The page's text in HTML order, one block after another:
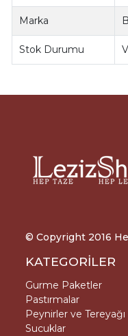
Marka
Stok Durumu
© Copyright 2016
KATEGORİLER
Gurme Paketler
Pastırmalar
Peynirler ve Tereyağı
Sucuklar